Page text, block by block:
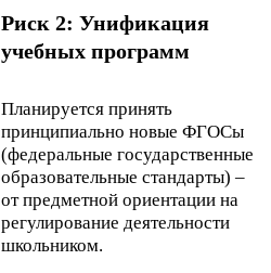
Риск 2: Унификация
учебных программ
Планируется принять
принципиально новые ФГОСы
(федеральные государственные
образовательные стандарты) –
от предметной ориентации на
регулирование деятельности
школьником.